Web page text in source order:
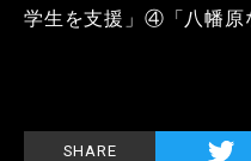
学生を支援」④「八幡原
SHARE